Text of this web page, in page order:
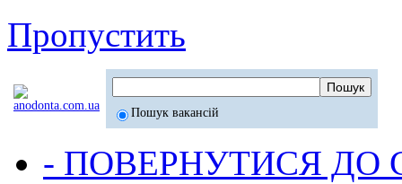
Пропустить
Пошук вакансій
- ПОВЕРНУТИСЯ ДО